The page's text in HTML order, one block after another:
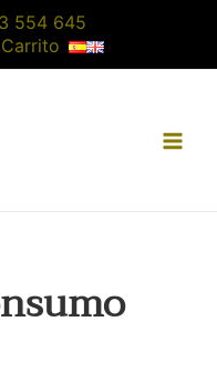
554 645
Carrito